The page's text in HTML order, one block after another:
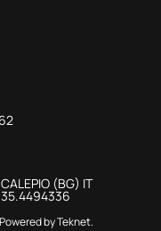
(BG) IT
byTeknet.